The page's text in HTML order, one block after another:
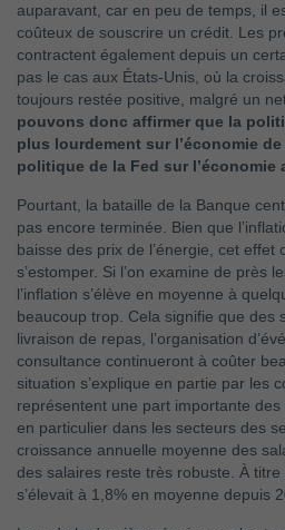
auparavant, car en peu de temps, il
coûteux de souscrire un crédit. Les
contractent également depuis un
pas le cas aux États-Unis, où la
toujours restée positive, malgré un
pouvons donc affirmer que la
plus lourdement sur l’économie
politique de la Fed sur l’économie
Pourtant, la bataille de la Banque
pas encore terminée. Bien que
baisse des prix de l’énergie, cet effet
s’estomper. Si l’on examine de près
l’inflation s’élève en moyenne à
beaucoup trop. Cela signifie que des
livraison de repas, l’organisation
consultance continueront à coûter
situation s’explique en partie par les
représentent une part importante des
en particulier dans les secteurs des
croissance annuelle moyenne des
des salaires reste très robuste. À
s’élevait à 1,8% en moyenne depuis